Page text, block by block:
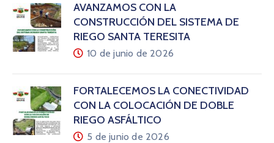
AVANZAMOS CON LA
CONSTRUCCIÓN DEL SISTEMA DE
RIEGO SANTA TERESITA
10 de junio de 2026
FORTALECEMOS LA CONECTIVIDAD
CON LA COLOCACIÓN DE DOBLE
RIEGO ASFÁLTICO
5 de junio de 2026